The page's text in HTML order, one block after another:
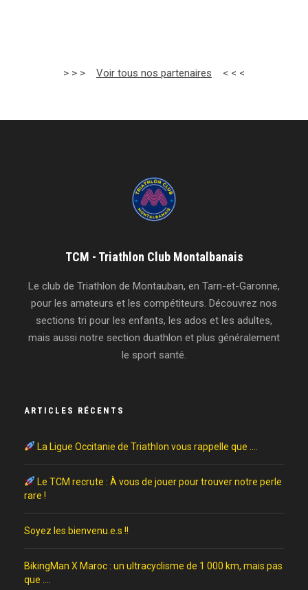
> > > Voir tous nos partenaires < < <
TCM - Triathlon Club Montalbanais
Le club de Triathlon de Montauban, en Tarn-et-Garonne,
pour les amateurs et les compétiteurs. Découvrez nos
sections tri pour les enfants, les ados et les adultes,
mais aussi notre section duathlon et plus généralement
le sport santé.
ARTICLES RÉCENTS
La Ligue Occitanie de Triathlon vous rappelle que ….
Le TCM recrute : À vous de jouer pour trouver notre perle
rare !
Soyez les bienvenu.e.s !!
BikingMan X Maroc : un ultracyclisme de 1 000 km, mais pas
que ….